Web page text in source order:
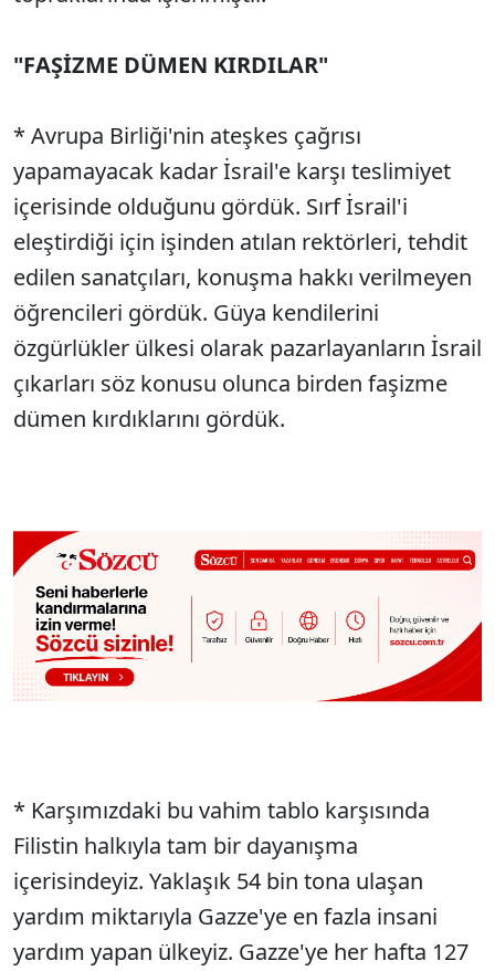
"FAŞİZME DÜMEN KIRDILAR"
* Avrupa Birliği'nin ateşkes çağrısı
yapamayacak kadar İsrail'e karşı teslimiyet
içerisinde olduğunu gördük. Sırf İsrail'i
eleştirdiği için işinden atılan rektörleri, tehdit
edilen sanatçıları, konuşma hakkı verilmeyen
öğrencileri gördük. Güya kendilerini
özgürlükler ülkesi olarak pazarlayanların İsrail
çıkarları söz konusu olunca birden faşizme
dümen kırdıklarını gördük.
* Karşımızdaki bu vahim tablo karşısında
Filistin halkıyla tam bir dayanışma
içerisindeyiz. Yaklaşık 54 bin tona ulaşan
yardım miktarıyla Gazze'ye en fazla insani
yardım yapan ülkeyiz. Gazze'ye her hafta 127